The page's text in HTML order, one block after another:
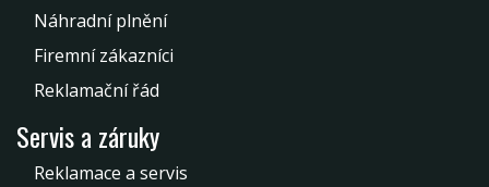
Náhradní plnění
Firemní zákazníci
Reklamační řád
Servis a záruky
Reklamace a servis